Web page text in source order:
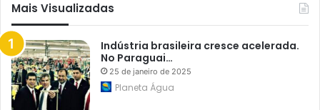
o
s
n
o
P
n
Mais Visualizadas
Indústria brasileira cresce acelerada.
No Paraguai…
25 de janeiro de 2025
Planeta Água